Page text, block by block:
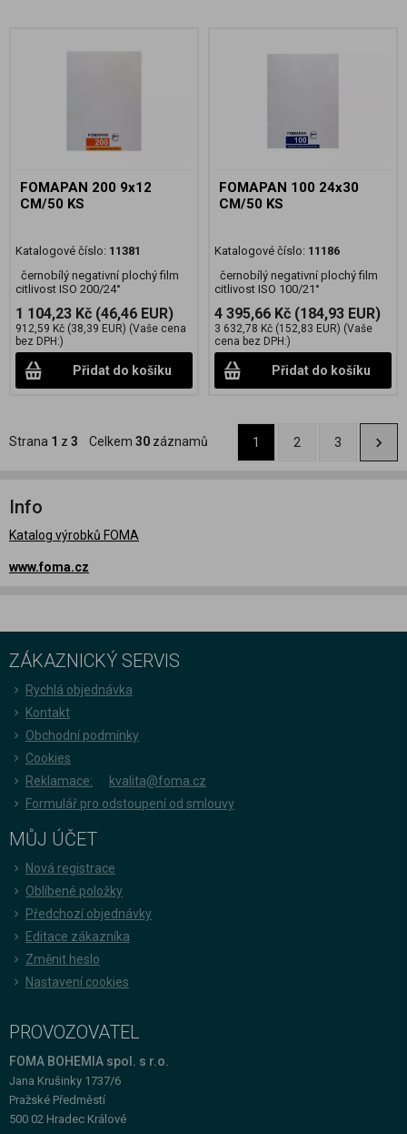
FOMAPAN 200 9x12
CM/50 KS
Katalogové číslo: 11381
černobílý negativní plochý film
citlivost ISO 200/24°
1 104,23 Kč (46,46 EUR)
912,59 Kč (38,39 EUR) (Vaše cena
bez DPH:)
Přidat do košíku
FOMAPAN 100 24x30
CM/50 KS
Katalogové číslo: 11186
černobílý negativní plochý film
citlivost ISO 100/21°
4 395,66 Kč (184,93 EUR)
3 632,78 Kč (152,83 EUR) (Vaše
cena bez DPH:)
Přidat do košíku
Strana 1 z 3 Celkem 30 záznamů 1 2 3
Info
Katalog výrobků FOMA
www.foma.cz
ZÁKAZNICKÝ SERVIS
Rychlá objednávka
Kontakt
Obchodní podmínky
Cookies
Reklamace:
kvalita@foma.cz
Formulář pro odstoupení od smlouvy
MŮJ ÚČET
Nová registrace
Oblíbené položky
Předchozí objednávky
Editace zákazníka
Změnit heslo
Nastavení cookies
PROVOZOVATEL
FOMA BOHEMIA spol. s r.o.
Jana Krušinky 1737/6
Pražské Předměstí
500 02 Hradec Králové